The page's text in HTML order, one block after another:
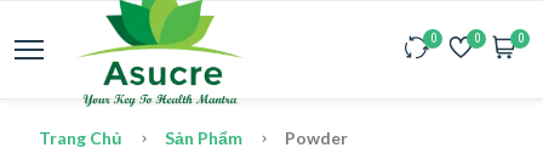
0 0 0
Trang Chủ Sản Phẩm Powder